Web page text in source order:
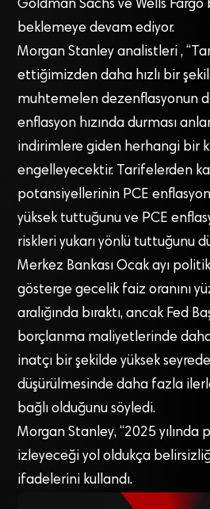
Goldman Sachs ve Wells Fargo
beklemeye devam ediyor.
Morgan Stanley analistleri ,
ettiğimizden daha hızlı bir
muhtemelen dezenflasyonun
enflasyon hızında durması
indirimlere giden herhangi bir
engelleyecektir. Tarifelerden
potansiyellerinin PCE
yüksek tuttuğunu ve PCE
riskleri yukarı yönlü tuttuğunu
Merkez Bankası Ocak ayı
gösterge gecelik faiz oranını
aralığında bıraktı, ancak Fed
borçlanma maliyetlerinde
inatçı bir şekilde yüksek
düşürülmesinde daha fazla
bağlı olduğunu söyledi.
Morgan Stanley, “2025 yılında
izleyeceği yol oldukça
ifadelerini kullandı.